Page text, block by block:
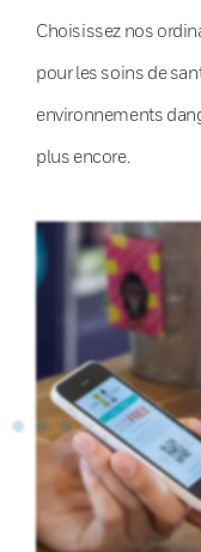
Choisissez nos
pour les soins de
environnements
plus encore.